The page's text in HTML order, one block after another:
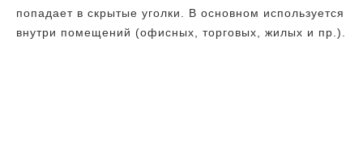
попадает в скрытые уголки. В основном используется
внутри помещений (офисных, торговых, жилых и пр.).